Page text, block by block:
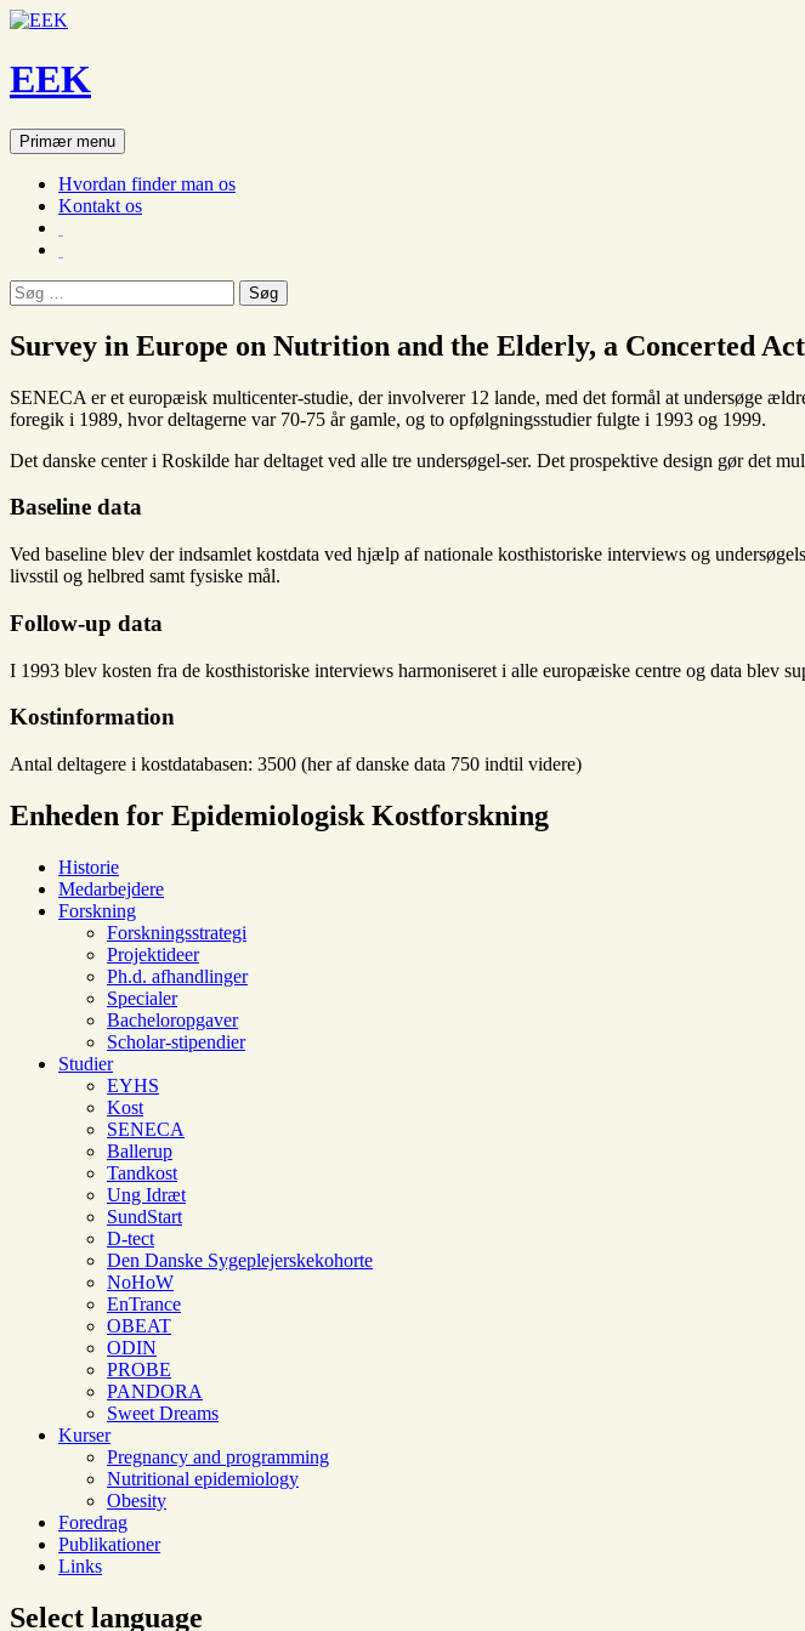
EEK
SøgPrimær menu Hop
til
indhold
Hvordan finder man os
Kontakt os
Søg
efter:
Survey in Europe on Nutrition and the Elderly, a Concerted
SENECA er et europæisk multicenter-studie, der involverer 12 lande, med det formål at undersøge
foregik i 1989, hvor deltagerne var 70-75 år gamle, og to opfølgningsstudier fulgte i 1993 og 1999.
Det danske center i Roskilde har deltaget ved alle tre undersøgel-ser. Det prospektive design gør det
Baseline data
Ved baseline blev der indsamlet kostdata ved hjælp af nationale kosthistoriske interviews og
livsstil og helbred samt fysiske mål.
Follow-up data
I 1993 blev kosten fra de kosthistoriske interviews harmoniseret i alle europæiske centre og data blev
Kostinformation
Antal deltagere i kostdatabasen: 3500 (her af danske data 750 indtil videre)
Enheden for Epidemiologisk Kostforskning
Historie
Medarbejdere
Forskning
Forskningsstrategi
Projektideer
Ph.d. afhandlinger
Specialer
Bacheloropgaver
Scholar-stipendier
Studier
EYHS
Kost
SENECA
Ballerup
Tandkost
Ung Idræt
SundStart
D-tect
Den Danske Sygeplejerskekohorte
NoHoW
EnTrance
OBEAT
ODIN
PROBE
PANDORA
Sweet Dreams
Kurser
Pregnancy and programming
Nutritional epidemiology
Obesity
Foredrag
Publikationer
Links
Select language